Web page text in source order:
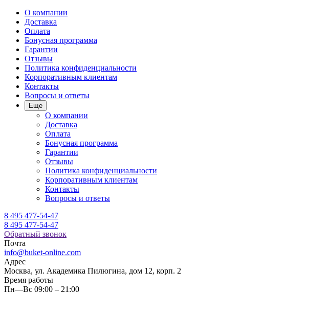
О компании
Доставка
Оплата
Бонусная программа
Гарантии
Отзывы
Политика конфиденциальности
Корпоративным клиентам
Контакты
Вопросы и ответы
Еще
О компании
Доставка
Оплата
Бонусная программа
Гарантии
Отзывы
Политика конфиденциальности
Корпоративным клиентам
Контакты
Вопросы и ответы
8 495 477-54-47
8 495 477-54-47
Обратный звонок
Почта
info@buket-online.com
Адрес
Москва, ул. Академика Пилюгина, дом 12, корп. 2
Время работы
Пн—Вс 09:00 – 21:00